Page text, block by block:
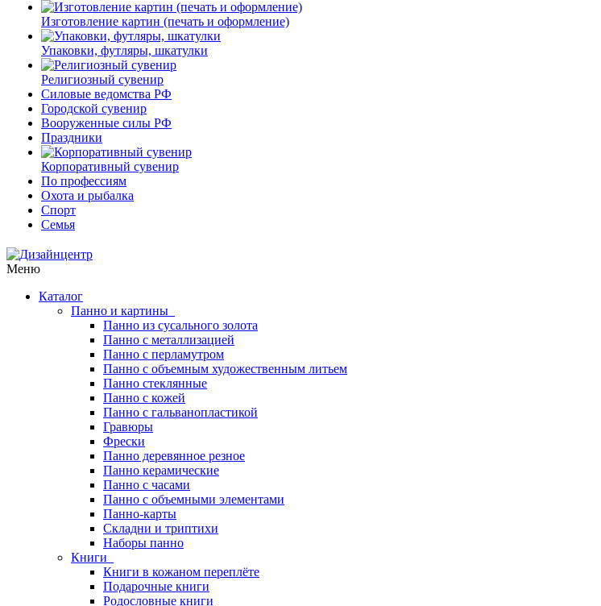
Изготовление картин (печать и оформление)
Упаковки, футляры, шкатулки
Религиозный сувенир
Силовые ведомства РФ
Городской сувенир
Вооруженные силы РФ
Праздники
Корпоративный сувенир
По профессиям
Охота и рыбалка
Спорт
Семья
Меню
Каталог
Панно и картины
Панно из сусального золота
Панно с металлизацией
Панно с перламутром
Панно с объемным художественным литьем
Панно стеклянные
Панно с кожей
Панно с гальванопластикой
Гравюры
Фрески
Панно деревянное резное
Панно керамические
Панно с часами
Панно с объемными элементами
Панно-карты
Складни и триптихи
Наборы панно
Книги
Книги в кожаном переплёте
Подарочные книги
Родословные книги